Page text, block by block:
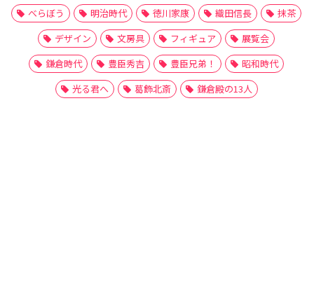
べらぼう
明治時代 徳川家康 織田信長
抹茶
デザイン
文房具 フィギュア
展覧会
鎌倉時代
豊臣秀吉 豊臣兄弟！
昭和時代
光る君へ
葛飾北斎 鎌倉殿の13人